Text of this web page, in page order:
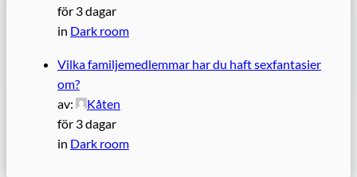
för 3 dagar
in Dark room
Vilka familjemedlemmar har du haft sexfantasier
om?
av:
Kåten
för 3 dagar
in Dark room